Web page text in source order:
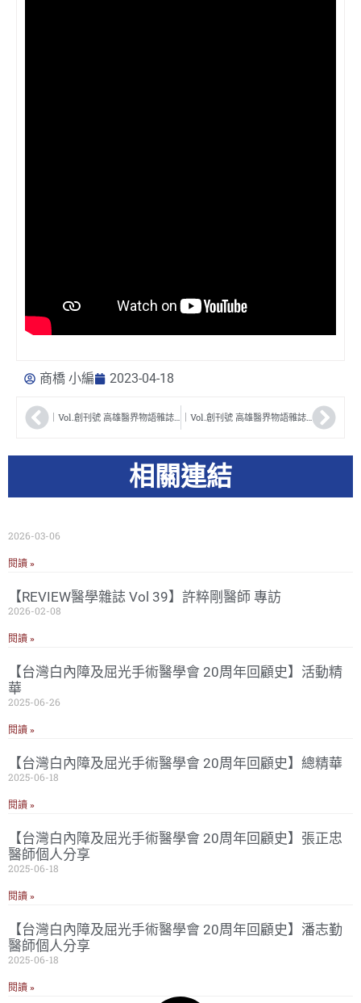
商橋 小編 2023-04-18
｜Vol.創刊號 高雄醫界物語雜誌｜ 高雄英迪格酒店 楊建偉總經理專訪 ｜Vol.創刊號 高雄醫界物語雜誌｜ 高雄國立中山大學 劉文強教授專訪
相關連結
2026-03-06
閱讀 »
【REVIEW醫學雜誌 Vol 39】許粹剛醫師 專訪
2026-02-08
閱讀 »
【台灣白內障及屈光手術醫學會 20周年回顧史】活動精
華
2025-06-26
閱讀 »
【台灣白內障及屈光手術醫學會 20周年回顧史】總精華
2025-06-18
閱讀 »
【台灣白內障及屈光手術醫學會 20周年回顧史】張正忠
醫師個人分享
2025-06-18
閱讀 »
【台灣白內障及屈光手術醫學會 20周年回顧史】潘志勤
醫師個人分享
2025-06-18
閱讀 »